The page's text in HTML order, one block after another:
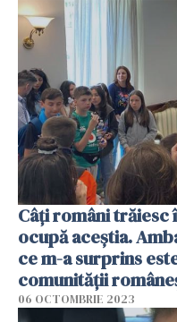
Câți români trăiesc
ocupă aceștia.
ce m-a surprins
comunității
06 OCTOMBRIE 2023